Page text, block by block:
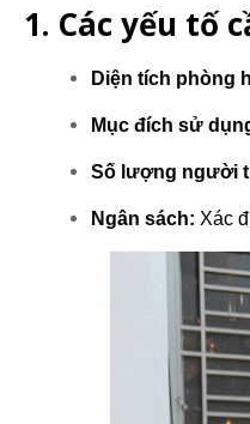
1. Các yếu tố
Diện tích phòng
Mục đích sử
Số lượng người
Ngân sách: Xác